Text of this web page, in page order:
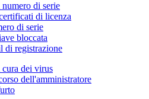
di serie
di licenza
di serie
bloccata
di registrazione
dei virus
dell'amministratore